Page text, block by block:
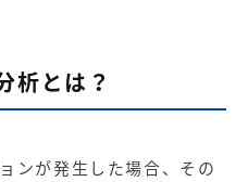
析とは？
ンが発生した場合、その